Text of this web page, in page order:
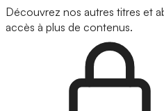
Découvrez nos autres titres et
accès à plus de contenus.